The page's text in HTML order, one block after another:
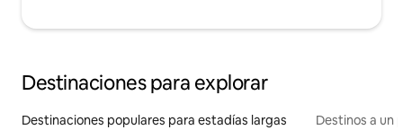
Destinaciones para explorar
Destinaciones populares para estadías largas Destinos a un